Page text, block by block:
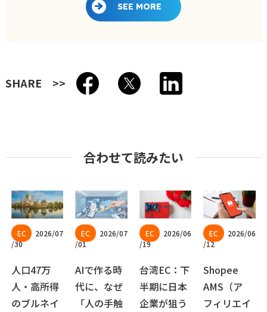
SEE MORE
SHARE
合わせて読みたい
2026/07
/30
人口47万
人・高所得
のブルネイ
2026/07
/01
AIで作る時
代に、なぜ
「人の手触
2026/06
/19
台湾EC：下
半期に日本
企業が狙う
2026/06
/12
Shopee
AMS（ア
フィリエイ